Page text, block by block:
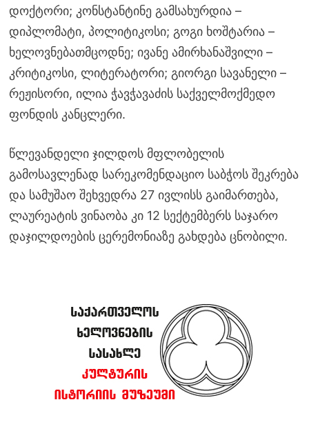
დოქტორი; კონსტანტინე გამსახურდია –
დიპლომატი, პოლიტიკოსი; გოგი ხოშტარია –
ხელოვნებათმცოდნე; ივანე ამირხანაშვილი –
კრიტიკოსი, ლიტერატორი; გიორგი სავანელი –
რეჟისორი, ილია ჭავჭავაძის საქველმოქმედო
ფონდის კანცლერი.
წლევანდელი ჯილდოს მფლობელის
გამოსავლენად სარეკომენდაციო საბჭოს შეკრება
და სამუშაო შეხვედრა 27 ივლისს გაიმართება,
ლაურეატის ვინაობა კი 12 სექტემბერს საჯარო
დაჯილდოების ცერემონიაზე გახდება ცნობილი.